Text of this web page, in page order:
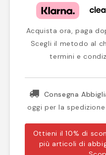
Acquista ora, paga
Scegli il metodo al
termini e
Consegna
oggi per la
Ottieni il 10% di
più articoli di